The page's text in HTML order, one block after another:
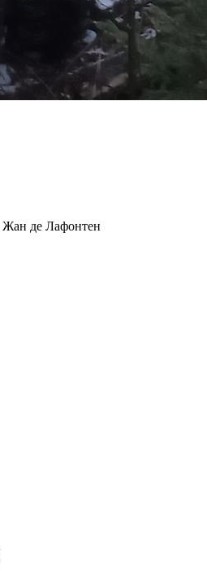
Жан де Лафонтен